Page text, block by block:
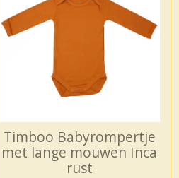
Timboo Babyrompertje
met lange mouwen Inca
rust